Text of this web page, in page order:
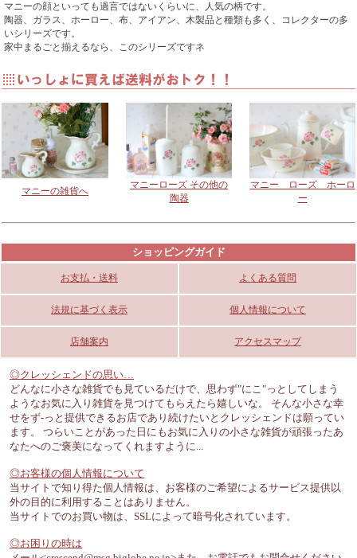
マニー マイスイートロ
プ
販売終了
ありがとうございまし
た♪
マニー マイスイートロ
レート
販売終了
ありがとうございまし
3,600円 税込み3,960
円
限定品につき在庫限り
マニー ルミエールドラ
ただいま入荷待ち
マニー ルミエールドラ
フリーカップ
1,800円 税込み1,980
マニー ルミエールドラ
2,800円 税込み3,080
円
マニーローズ 陶器 グ
ランキュイジーヌ オー
バルS
販売終了
ありがとうございまし
た♪
マニーローズ 陶器 グ
ランキュイジーヌ オー
バルM
6,000円 税込み6,600
円
マニーローズ 陶器 グ
ランキュイジーヌ オー
バルL
7,200円 税込み7,920
円
ローズ 23cmプレート
3,400円 税込み3,740
円
限定品につき在庫限り
ローズ フルーツボウル
5,800円 税込み6,380
円
限定品につき在庫限り
ー付マグ
ただいま入荷待ち
マニーローズ 陶器 ル
1,650円 税込み1,815
円
マニーローズ 陶器 ル
販売終了
ありがとうございまし
マニーローズ 陶器 ル
ただいま入荷待ち
マニーローズ 陶器 ル
プティデジュネ スタッ
キングプレート
ただいま入荷待ち
マニーローズ 陶器 ル
プティデジュネ デジュ
ネプレート
ただいま入荷待ち
マニーローズ 陶器 ル
プティデジュネ ヴァリ
エプレート
ただいま入荷待ち
ネ ローズ 陶器 エッグ
ヌ・ド・プランタン ロ
ーズ フリーカップ
1,800円 税込み1,980
円
ヌ・ド・プランタン ロ
ーズ プレートM
3,400円 税込み3,740
ーズ プレートL
販売終了
ありがとうございまし
た♪
2,200円 税込み2,420
円
限定品につき在庫限り
ペッパーボトル(３つ
穴)
円
限定品につき在庫限り
販売終了
ありがとうございまし
た♪
マニー マリアンヌロー
ズ 両手付きカップ
3,100円 税込み3,410
円
マニー マリアンヌロー
ズ オーバルプレートS
4,300円 税込み4,730
円
ただいま入荷待ち
マニー マリアンヌロー
ズ スクエアプレートS
4,300円 税込み4,730
マニーローズ 陶器
ティーカップ
2,500円 税込み2,750
円
マニーローズ 陶器
マグ
2,700円 税込み2,970
円
3,100円 税込み3,410
円
ラ・プティ・ロザリエ
陶器 ペタル・ミニト
2,400円 税込み2,640
円
陶器 ペタル･ミニプ
マニーローズ 陶器 ペ
タル・トレーＬ
ただいま入荷待ち
陶器 ペタル･チーズ
ボード
3,900円 税込み4,290
円
ニスカラップオーレ
1,300円 税込み1,430
円
ートマグカップ
マニーローズ IH対応耐
入荷時期未定
マニーローズ IH対応耐
入荷時期未定
マニーローズ メタルカ
トラリー スプーン
マニー ローズ
陶器ハンドルカトラリ
ディナースプーン
マニー ローズ
陶器ハンドルカトラリ
ディナーフォーク
マニーローズ 陶器ハン
ドルカトラリー ディナ
ーナイフ
ただいま入荷待ち
陶器ハンドルカトラリ
ティースプーン
1,600円 税込み1,760
円
マニー ローズ
ケーキフォーク
1,600円 税込み1,760
円
マニーローズ 陶器ハン
ナイフ
マニーローズ 陶器ハン マニーローズ 陶器ハン
マニーの顔といっても過言ではないくらいに、人気の柄です。
陶器、ガラス、ホーロー、布、アイアン、木製品と種類も多く、コレクターの多
いシリーズです。
家中まるごと揃えるなら、このシリーズですネ
マニーの雑貨へ
マニーローズ その他の
陶器
マニー ローズ ホーロ
ー
ショッピングガイド
お支払・送料 よくある質問
法規に基づく表示 個人情報について
店舗案内 アクセスマップ
◎クレッシェンドの思い…
どんなに小さな雑貨でも見ているだけで、思わず"にこ"っとしてしまう
ようなお気に入り雑貨を見つけてもらえたら嬉しいな。 そんな小さな幸
せをず-っと提供できるお店であり続けたいとクレッシェンドは願ってい
ます。 つらいことがあった日にもお気に入りの小さな雑貨が頑張ったあ
なたへのご褒美になってくれますように...
◎お客様の個人情報について
当サイトで知り得た個人情報は、お客様のご希望によるサービス提供以
外の目的に利用することはありません。
当サイトでのお買い物は、SSLによって暗号化されています。
◎お困りの時は